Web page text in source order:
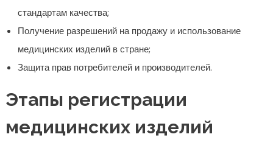
стандартам качества;
Получение разрешений на продажу и использование
медицинских изделий в стране;
Защита прав потребителей и производителей.
Этапы регистрации
медицинских изделий